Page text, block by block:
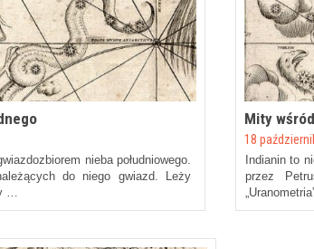
nieba południowego.
do niego gwiazd. Leży
…
Mity
Posted on
18
Indianin to
przez